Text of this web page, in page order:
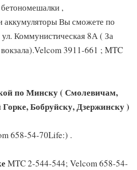
бетономешалки ,
аккумуляторы Вы сможете по
Коммунистическая 8А ( За
3911-661 ; MTC
по Минску ( Смолевичам,
Бобруйску, Дзержинску )
658-54-70Life:) .
MTC 2-544-544; Velcom 658-54-